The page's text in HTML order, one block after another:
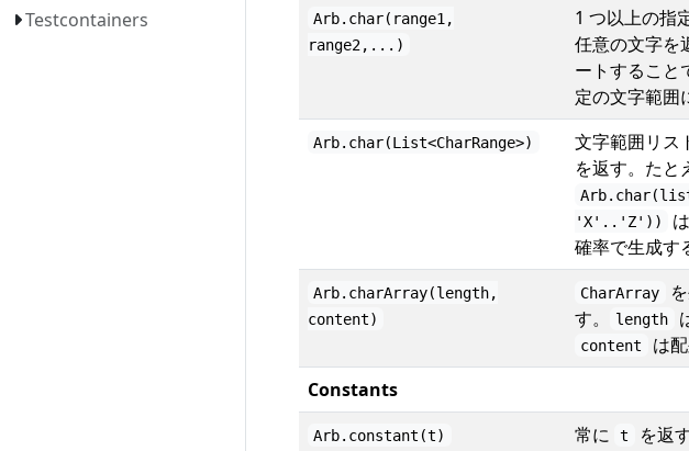
Testcontainers
Arb.char(range1,
range2,...)
1 つ以上の指
任意の文字を
ートすること
定の文字範囲
Arb.char(List<CharRange>)
文字範囲リス
を返す。たと
'X'..'Z'))
確率で生成す
Arb.charArray(length,
content)
CharArray
す。
length
content は
Constants
Arb.constant(t) 常に t を返